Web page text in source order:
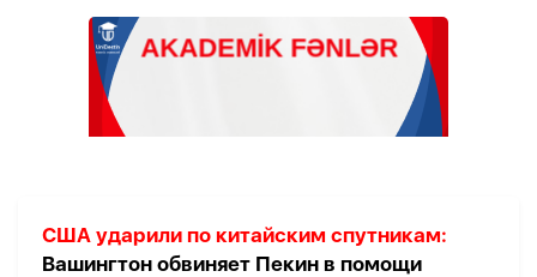
США ударили по китайским спутникам:
Вашингтон обвиняет Пекин в помощи